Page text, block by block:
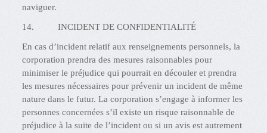
naviguer.
14. INCIDENT DE CONFIDENTIALITÉ
En cas d’incident relatif aux renseignements personnels, la
corporation prendra des mesures raisonnables pour
minimiser le préjudice qui pourrait en découler et prendra
les mesures nécessaires pour prévenir un incident de même
nature dans le futur. La corporation s’engage à informer les
personnes concernées s’il existe un risque raisonnable de
préjudice à la suite de l’incident ou si un avis est autrement